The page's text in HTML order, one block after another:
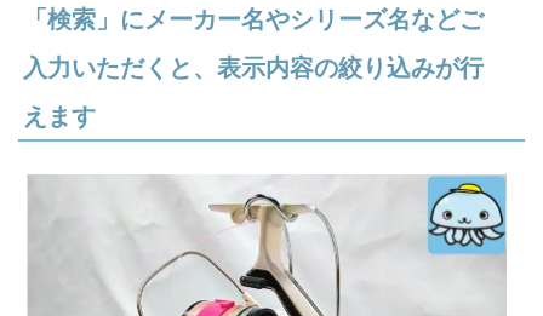
「検索」にメーカー名やシリーズ名などご
入力いただくと、表示内容の絞り込みが行
えます